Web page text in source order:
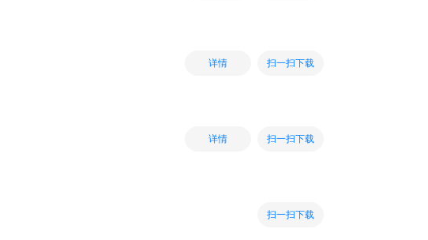
详情 扫一扫下载
详情 扫一扫下载
扫一扫下载